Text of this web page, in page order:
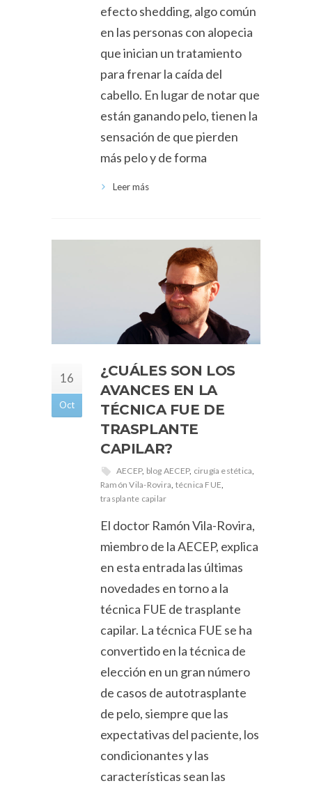
efecto shedding, algo común
en las personas con alopecia
que inician un tratamiento
para frenar la caída del
cabello. En lugar de notar que
están ganando pelo, tienen la
sensación de que pierden
más pelo y de forma
Leer más
16
Oct
¿CUÁLES SON LOS
AVANCES EN LA
TÉCNICA FUE DE
TRASPLANTE
CAPILAR?
AECEP, blog AECEP, cirugía estética
Ramón Vila-Rovira técnica FUE
trasplante capilar
El doctor Ramón Vila-Rovira,
miembro de la AECEP, explica
en esta entrada las últimas
novedades en torno a la
técnica FUE de trasplante
capilar. La técnica FUE se ha
convertido en la técnica de
elección en un gran número
de casos de autotrasplante
de pelo, siempre que las
expectativas del paciente, los
condicionantes y las
características sean las